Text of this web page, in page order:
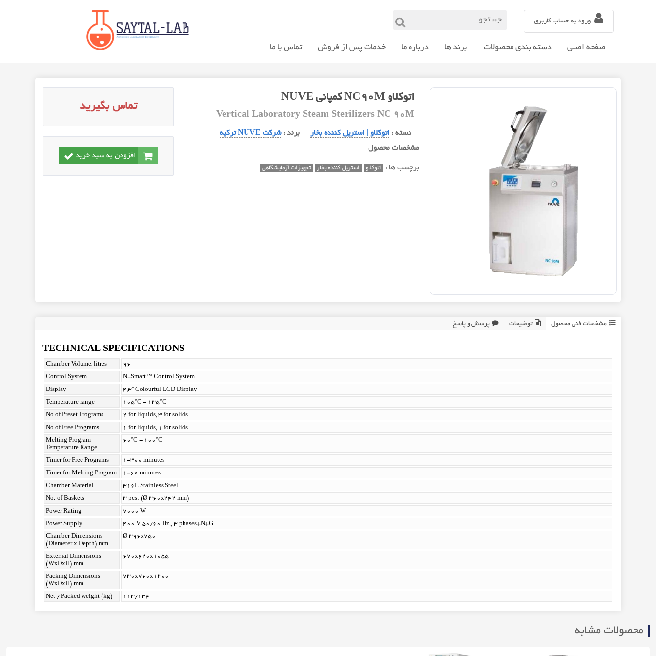
ورود به حساب کاربری
صفحه اصلی دسته بندی محصولات برند ها درباره ما خدمات پس از فروش تماس با ما
اتوکلاو NC90M کمپانی NUVE
Vertical Laboratory Steam Sterilizers NC 90M
دسته : اتوکلاو | استریل کننده بخار برند :شرکت NUVE ترکیه
مشخصات محصول
برچسب ها : اتوکلاو استریل کننده بخار تجهیزات آزمایشگاهی
تماس بگیرید
افزودن به سبد خرید
مشخصات فنی محصول
TECHNICAL SPECIFICATIONS
Chamber Volume, litres 96
Control System N-Smart™ Control System
Display 4,3'' Colourful LCD Display
Temperature range 105°C - 135°C
No of Preset Programs 2 for liquids, 3 for solids
No of Free Programs 1 for liquids, 1 for solids
Melting Program
Temperature Range
60°C - 100°C
Timer for Free Programs 1-300 minutes
Timer for Melting Program 1-60 minutes
Chamber Material 316L Stainless Steel
No. of Baskets 3 pcs. (Ø 360x242 mm)
Power Rating 7000 W
Power Supply 400 V 50/60 Hz., 3 phases+N+G
Chamber Dimensions
(Diameter x Depth) mm
Ø 396x750
External Dimensions
(WxDxH) mm
670x620x1055
Packing Dimensions
(WxDxH) mm
730x760x1200
Net / Packed weight (kg) 113/134
توضیحات پرسش و پاسخ
محصولات مشابه